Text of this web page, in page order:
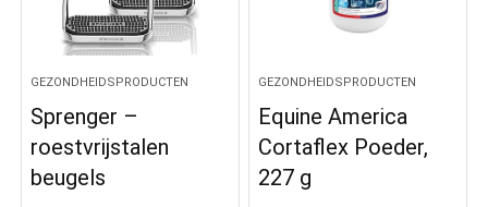
GEZONDHEIDSPRODUCTEN
Sprenger –
roestvrijstalen
beugels
GEZONDHEIDSPRODUCTEN
Equine America
Cortaflex Poeder,
227 g